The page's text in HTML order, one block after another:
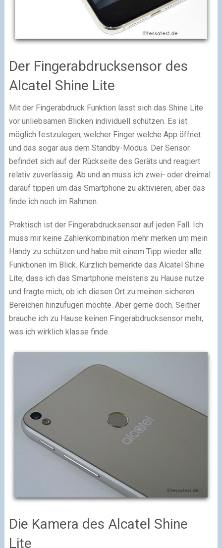
Der Fingerabdrucksensor des
Alcatel Shine Lite
Mit der Fingerabdruck Funktion lässt sich das Shine Lite
vor unliebsamen Blicken individuell schützen. Es ist
möglich festzulegen, welcher Finger welche App öffnet
und das sogar aus dem Standby-Modus. Der Sensor
befindet sich auf der Rückseite des Geräts und reagiert
relativ zuverlässig. Ab und an muss ich zwei- oder dreimal
darauf tippen um das Smartphone zu aktivieren, aber das
finde ich noch im Rahmen.
Praktisch ist der Fingerabdrucksensor auf jeden Fall. Ich
muss mir keine Zahlenkombination mehr merken um mein
Handy zu schützen und habe mit einem Tipp wieder alle
Funktionen im Blick. Kürzlich bemerkte das Alcatel Shine
Lite, dass ich das Smartphone meistens zu Hause nutze
und fragte mich, ob ich diesen Ort zu meinen sicheren
Bereichen hinzufügen möchte. Aber gerne doch. Seither
brauche ich zu Hause keinen Fingerabdrucksensor mehr,
was ich wirklich klasse finde.
Die Kamera des Alcatel Shine
Lite